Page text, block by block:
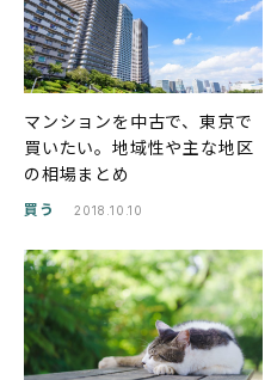
マンションを中古で、東京で
買いたい。地域性や主な地区
の相場まとめ
買う 2018.10.10